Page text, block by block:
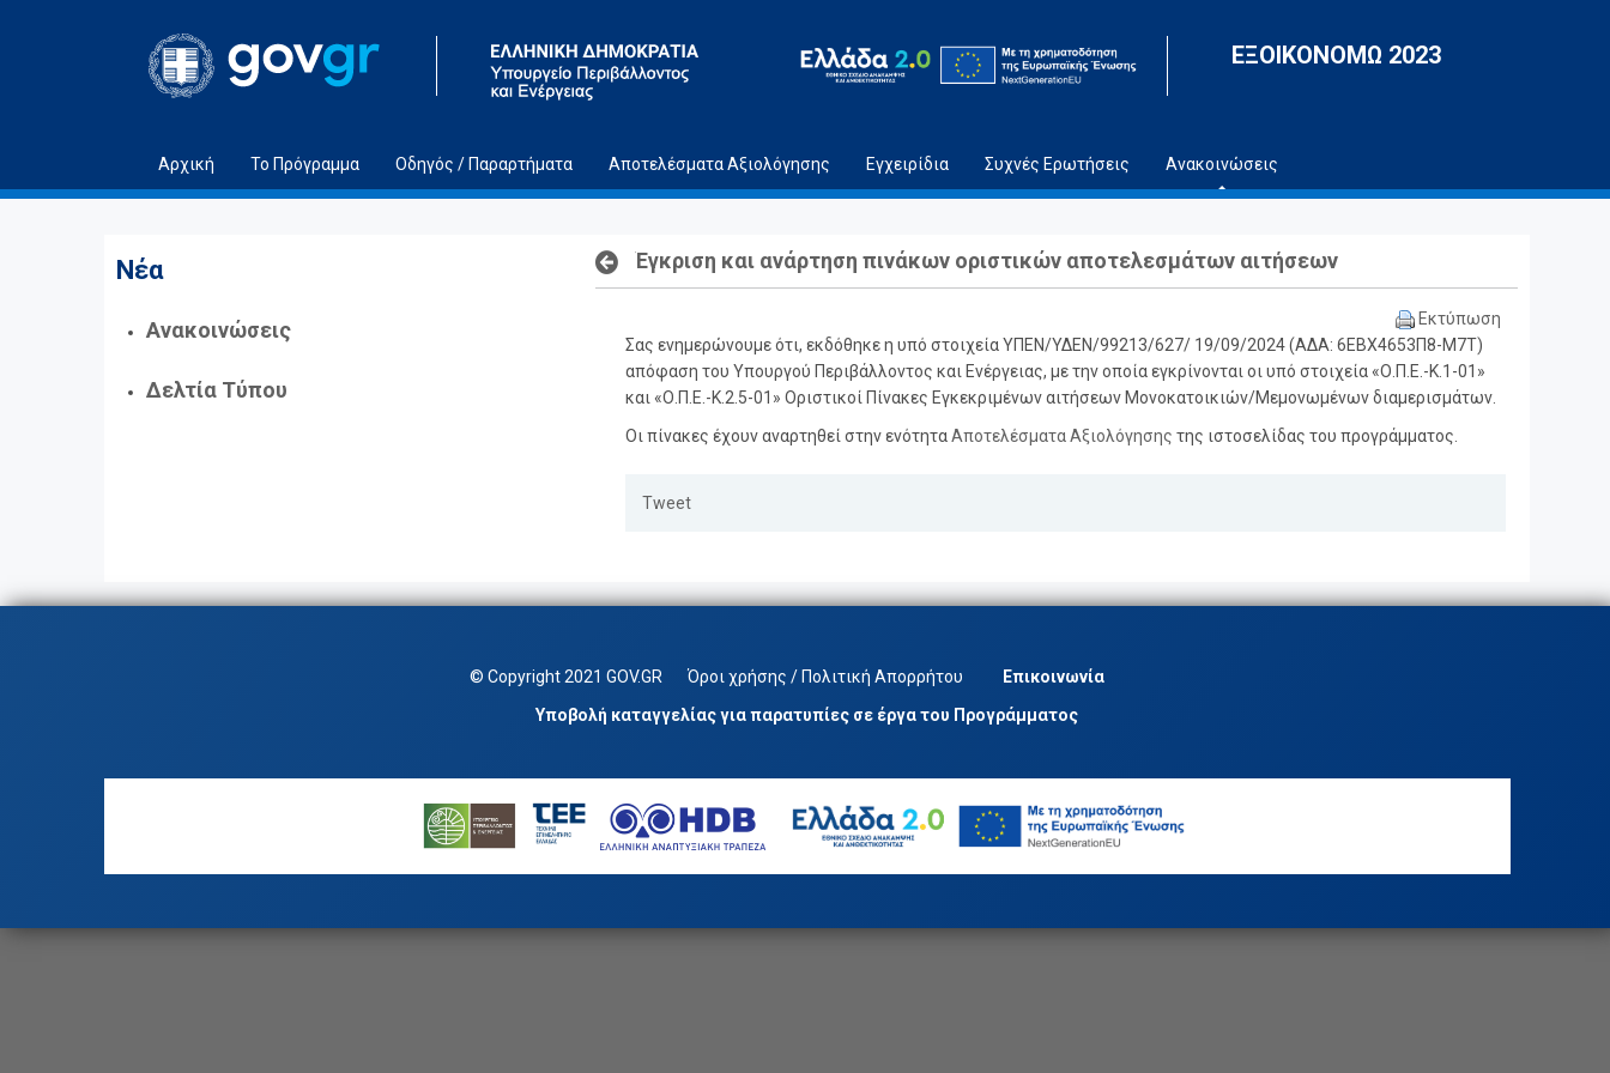
ΕΞΟΙΚΟΝΟΜΩ 2023
Αρχική Το Πρόγραμμα Οδηγός / Παραρτήματα Αποτελέσματα Αξιολόγησης Εγχειρίδια Συχνές Ερωτήσεις Ανακοινώσεις
Νέα
Ανακοινώσεις
Δελτία Τύπου
Έγκριση και ανάρτηση πινάκων οριστικών αποτελεσμάτων αιτήσεων
Εκτύπωση
Σας ενημερώνουμε ότι, εκδόθηκε η υπό στοιχεία ΥΠΕΝ/ΥΔΕΝ/99213/627/ 19/09/2024 (ΑΔΑ: 6ΕΒΧ4653Π8-Μ7Τ)
απόφαση του Υπουργού Περιβάλλοντος και Ενέργειας, με την οποία εγκρίνονται οι υπό στοιχεία «Ο.Π.Ε.-Κ.1-01»
και «Ο.Π.Ε.-Κ.2.5-01» Οριστικοί Πίνακες Εγκεκριμένων αιτήσεων Μονοκατοικιών/Μεμονωμένων διαμερισμάτων.
Οι πίνακες έχουν αναρτηθεί στην ενότηταΑποτελέσματα Αξιολόγησης της ιστοσελίδας του προγράμματος.
Tweet
© Copyright 2021 GOV.GR Όροι χρήσης / Πολιτική Απορρήτου
Επικοινωνία
Υποβολή καταγγελίας για παρατυπίες σε έργα του Προγράμματος